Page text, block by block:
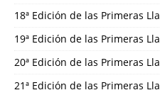
18ª Edición de las Primeras
19ª Edición de las Primeras
20ª Edición de las Primeras
21ª Edición de las Primeras